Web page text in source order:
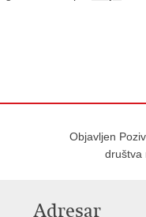
Objavljen
društva
Adresar